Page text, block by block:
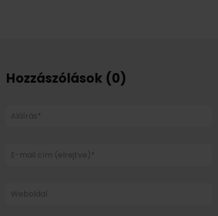
Hozzászólások (0)
Aláírás*
E-mail cím (elrejtve)*
Weboldal